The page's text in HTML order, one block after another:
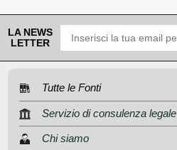
LA NEWS
LETTER
Tutte le Fonti
Servizio di consulenza legale
Chi siamo